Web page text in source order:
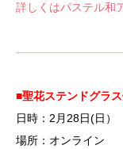
詳しくはパステル和
■聖花ステンドグラ
日時：2月28日(日）
場所：オンライン